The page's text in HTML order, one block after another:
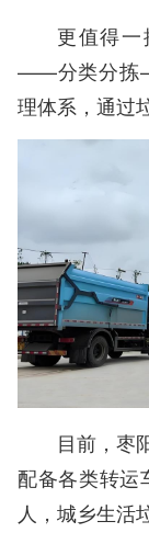
更值得
——分类分拣
理体系，通过
目前，枣
配备各类转运
人，城乡生活